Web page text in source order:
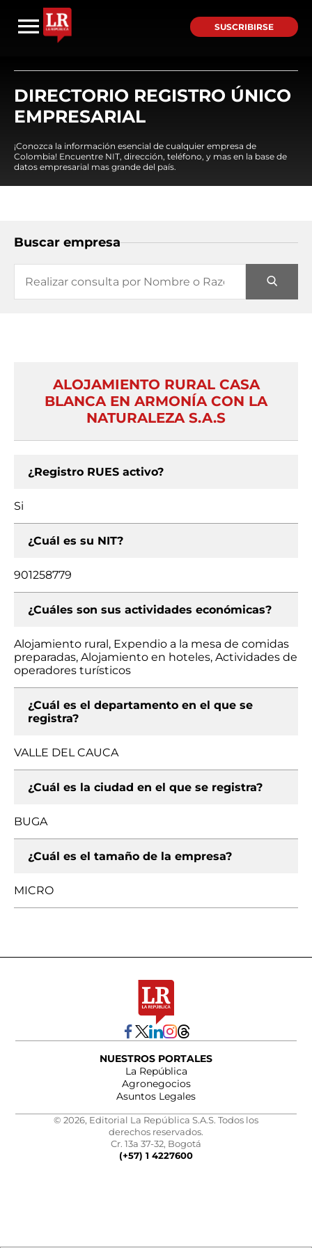
SUSCRIBIRSE
DIRECTORIO REGISTRO ÚNICO
EMPRESARIAL
¡Conozca la información esencial de cualquier empresa de
Colombia! Encuentre NIT, dirección, teléfono, y mas en la base de
datos empresarial mas grande del país.
Buscar empresa
ALOJAMIENTO RURAL CASA
BLANCA EN ARMONÍA CON LA
NATURALEZA S.A.S
¿Registro RUES activo?
Si
¿Cuál es su NIT?
901258779
¿Cuáles son sus actividades económicas?
Alojamiento rural, Expendio a la mesa de comidas
preparadas, Alojamiento en hoteles, Actividades de
operadores turísticos
¿Cuál es el departamento en el que se
registra?
VALLE DEL CAUCA
¿Cuál es la ciudad en el que se registra?
BUGA
¿Cuál es el tamaño de la empresa?
MICRO
NUESTROS PORTALES
La República
Agronegocios
Asuntos Legales
© 2026, Editorial La República S.A.S. Todos los
derechos reservados.
Cr. 13a 37-32, Bogotá
(+57) 1 4227600